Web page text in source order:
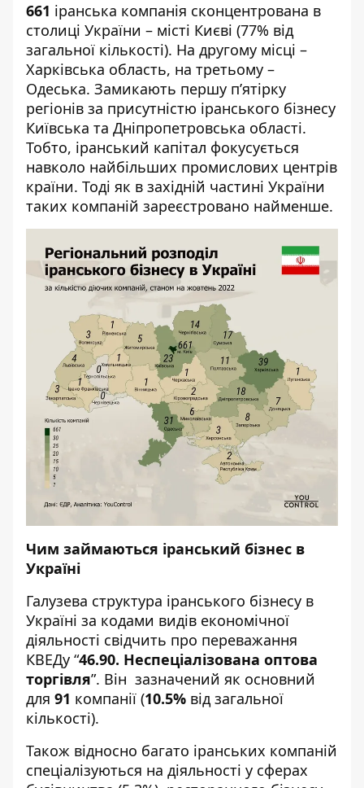
661 іранська компанія сконцентрована в
столиці України – місті Києві (77% від
загальної кількості). На другому місці –
Харківська область, на третьому –
Одеська. Замикають першу п’ятірку
регіонів за присутністю іранського бізнесу
Київська та Дніпропетровська області.
Тобто, іранський капітал фокусується
навколо найбільших промислових центрів
країни. Тоді як в західній частині України
таких компаній зареєстровано найменше.
Чим займаються іранський бізнес в
Україні
Галузева структура іранського бізнесу в
Україні за кодами видів економічної
діяльності свідчить про переважання
КВЕДу “46.90. Неспеціалізована оптова
торгівля”. Він зазначений як основний
для 91 компанії (10.5% від загальної
кількості).
Також відносно багато іранських компаній
спеціалізуються на діяльності у сферах